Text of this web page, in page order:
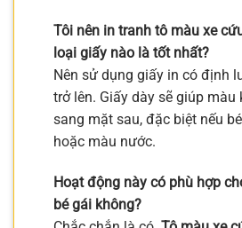
Tôi nên in tranh tô màu xe
loại giấy nào là tốt nhất?
Nên sử dụng giấy in có định
trở lên. Giấy dày sẽ giúp màu
sang mặt sau, đặc biệt nếu
hoặc màu nước.
Hoạt động này có phù hợp
bé gái không?